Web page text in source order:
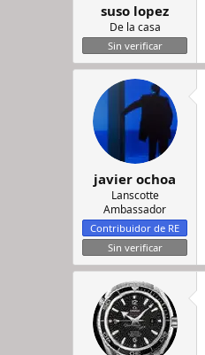
suso lopez
De la casa
Sin verificar
javier ochoa
Lanscotte
Ambassador
Contribuidor de RE
Sin verificar